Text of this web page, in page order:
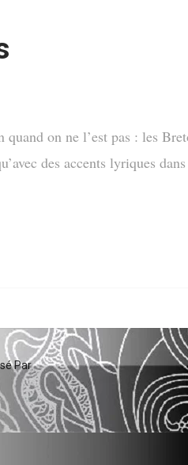
quand on ne l’est pas : les
des accents lyriques
Par